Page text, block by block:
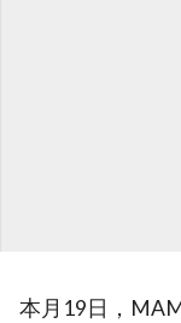
本月19日，